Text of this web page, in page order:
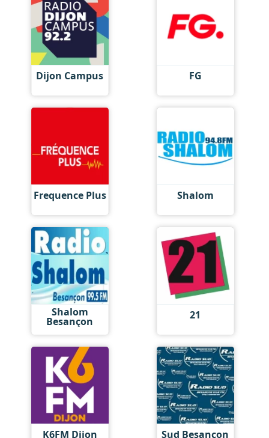
Dijon Campus FG
Frequence Plus Shalom
Shalom
Besançon 21
K6FM Dijon Sud Besançon